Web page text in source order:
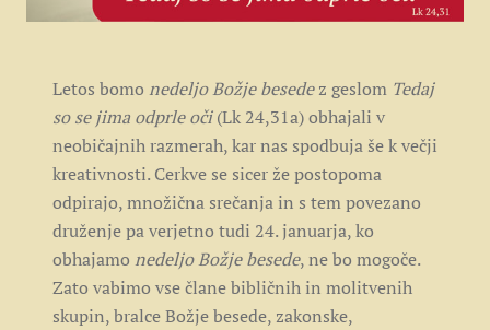
Letos bomo nedeljo Božje besedez geslom Tedaj
so se jima odprle oči(Lk 24,31a) obhajali v
neobičajnih razmerah, kar nas spodbuja še k večji
kreativnosti. Cerkve se sicer že postopoma
odpirajo, množična srečanja in s tem povezano
druženje pa verjetno tudi 24. januarja, ko
obhajamo nedeljo Božje besede, ne bo mogoče.
Zato vabimo vse člane bibličnih in molitvenih
skupin, bralce Božje besede, zakonske,